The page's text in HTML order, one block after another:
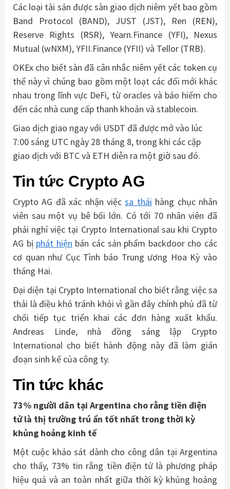
Các loại tài sản được sàn giao dịch niêm yết bao gồm
Band Protocol (BAND), JUST (JST), Ren (REN),
Reserve Rights (RSR), Yearn.Finance (YFI), Nexus
Mutual (wNXM), YFII.Finance (YFII) và Tellor (TRB).
OKEx cho biết sàn đã cân nhắc niêm yết các token cụ
thể này vì chúng bao gồm một loạt các đổi mới khác
nhau trong lĩnh vực DeFi, từ oracles và bảo hiểm cho
đến các nhà cung cấp thanh khoản và stablecoin.
Giao dịch giao ngay với USDT đã được mở vào lúc
7:00 sáng UTC ngày 28 tháng 8, trong khi các cặp
giao dịch với BTC và ETH diễn ra một giờ sau đó.
Tin tức Crypto AG
Crypto AG đã xác nhận việcsa thải hàng chục nhân
viên sau một vụ bê bối lớn. Có tới 70 nhân viên đã
phải nghỉ việc tại Crypto International sau khi Crypto
AG bị phát hiện bán các sản phẩm backdoor cho các
cơ quan như Cục Tình báo Trung ương Hoa Kỳ vào
tháng Hai.
Đại diện tại Crypto International cho biết rằng việc sa
thải là điều khó tránh khỏi vì gần đây chính phủ đã từ
chối tiếp tục triển khai các đơn hàng xuất khẩu.
Andreas Linde, nhà đồng sáng lập Crypto
International cho biết hành động này đã làm gián
đoạn sinh kế của công ty.
Tin tức khác
73% người dân tại Argentina cho rằng tiền điện
tử là thị trường trú ẩn tốt nhất trong thời kỳ
khủng hoảng kinh tế
Một cuộc khảo sát dành cho công dân tại Argentina
cho thấy, 73% tin rằng tiền điện tử là phương pháp
hiệu quả và an toàn nhất giữa thời kỳ khủng hoảng